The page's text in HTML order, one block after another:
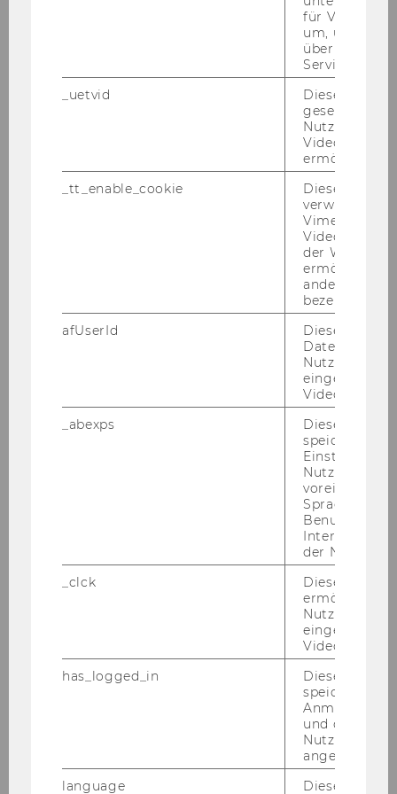
Content
We explore extensions to the
basic models for customer-base
analysis in noncontractual
Time
Content
covered
Content
Final Q & A / discussion to wrap
für Vimeo
um, um
über die
Service zu
_uetvid
Dieses
gesetzt, um
Nutzung des
Videoplayers
ermöglichen
_tt_enable_cookie
Dieses
verwendet,
Vimeo-
der WU-
ermöglichen
andere nicht
bezeichnete
afUserId
Dieses
Daten von
Videos
_abexps
Dieses Cookie
speichert
Nutzer*in, zB.
Sprache,
der Nutzer*in
_clck
Dieses Cookie
ermöglicht
Nutzung des
Video Players
has_logged_in
Dieses Cookie
speichert
und ob sich
Nutzer*in
angemeldet
language
Dieses